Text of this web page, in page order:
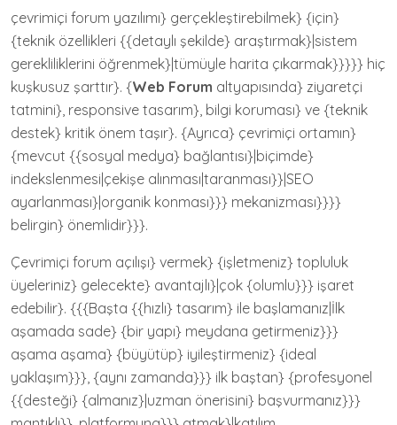
çevrimiçi forum yazılımı} gerçekleştirebilmek} {için}
{teknik özellikleri {{detaylı şekilde} araştırmak}|sistem
gerekliliklerini öğrenmek}|tümüyle harita çıkarmak}}}}} hiç
kuşkusuz şarttır}. {Web Forum altyapısında} ziyaretçi
tatmini}, responsive tasarım}, bilgi koruması} ve {teknik
destek} kritik önem taşır}. {Ayrıca} çevrimiçi ortamın}
{mevcut {{sosyal medya} bağlantısı}|biçimde}
indekslenmesi|çekişe alınması|taranması}}|SEO
ayarlanması}|organik konması}}} mekanizması}}}}
belirgin} önemlidir}}}.
Çevrimiçi forum açılışı} vermek} {işletmeniz} topluluk
üyeleriniz} gelecekte} avantajlı}|çok {olumlu}}} işaret
edebilir}. {{{Başta {{hızlı} tasarım} ile başlamanız|İlk
aşamada sade} {bir yapı} meydana getirmeniz}}}
aşama aşama} {büyütüp} iyileştirmeniz} {ideal
yaklaşım}}}, {aynı zamanda}}} ilk baştan} {profesyonel
{{desteği} {almanız}|uzman önerisini} başvurmanız}}}